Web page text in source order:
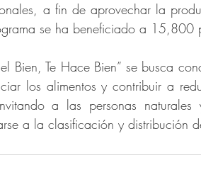
a fin de aprovechar la
se ha beneficiado a 15,800
Bien, Te Hace Bien” se busca
los alimentos y contribuir a
a las personas
a la clasificación y distribución